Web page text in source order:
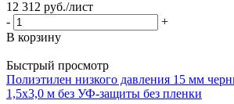
12 312 руб./лист
-
+
В корзину
Быстрый просмотр
Полиэтилен низкого давления 15 мм
1,5х3,0 м без УФ-защиты без пленки